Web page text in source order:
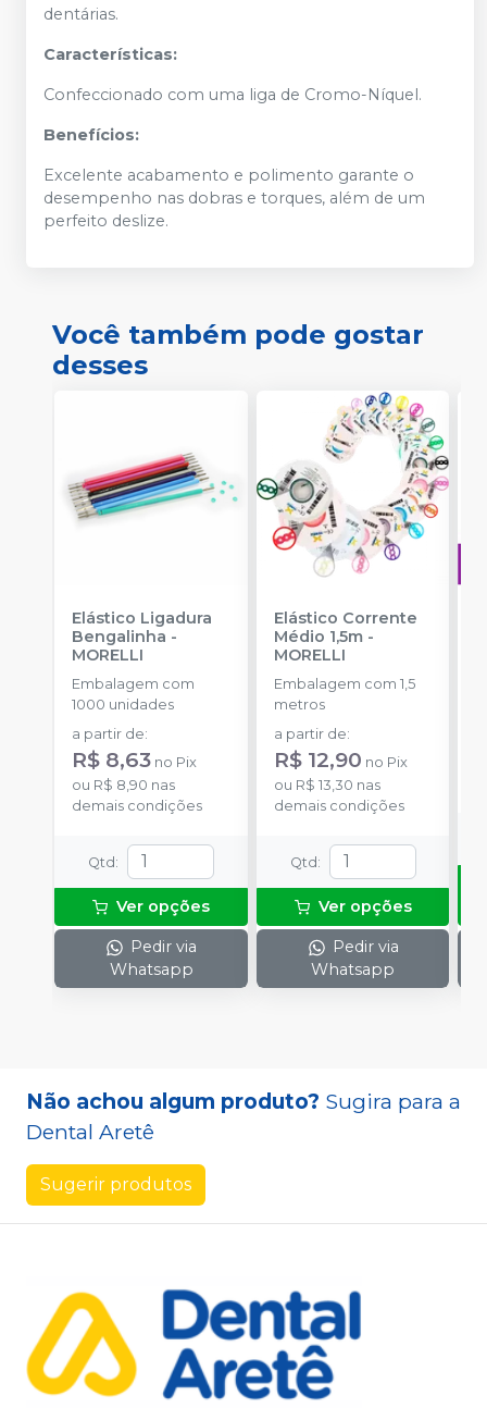
dentárias.
Características:
Confeccionado com uma liga de Cromo-Níquel.
Benefícios:
Excelente acabamento e polimento garante o
desempenho nas dobras e torques, além de um
perfeito deslize.
Você também pode gostar
desses
Elástico Ligadura
Bengalinha -
MORELLI
Embalagem com
1000 unidades
a partir de:
R$ 8,63 no Pix
ou R$ 8,90 nas
demais condições
Qtd:
Ver opções
Pedir via
Whatsapp
Elástico Corrente
Médio 1,5m-
MORELLI
Embalagem com 1,5
metros
a partir de:
R$ 12,90 no Pix
ou R$ 13,30 nas
demais condições
Qtd:
Ver opções
Pedir via
Whatsapp
Não achou algum produto? Sugira para a
Dental Aretê
Sugerir produtos